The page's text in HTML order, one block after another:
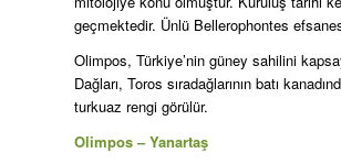
geçmektedir. Ünlü Bellerophontes
Olimpos, Türkiye’nin güney sahilini
Dağları, Toros sıradağlarının batı
turkuaz rengi görülür.
Olimpos – Yanartaş